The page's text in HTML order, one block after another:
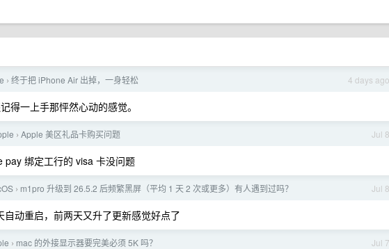
4 days ago
› 终于把 iPhone Air 出掉，一身轻松
得一上手那怦然心动的感觉。
Jul 8
› Apple 美区礼品卡购买问题
pay 绑定工行的 visa 卡没问题
Jul 8
› m1pro 升级到 26.5.2 后频繁黑屏（平均 1 天 2 次或更多）有人遇到过吗？
动重启，前两天又升了更新感觉好点了
Jul 7
› mac 的外接显示器要完美必须 5K 吗？